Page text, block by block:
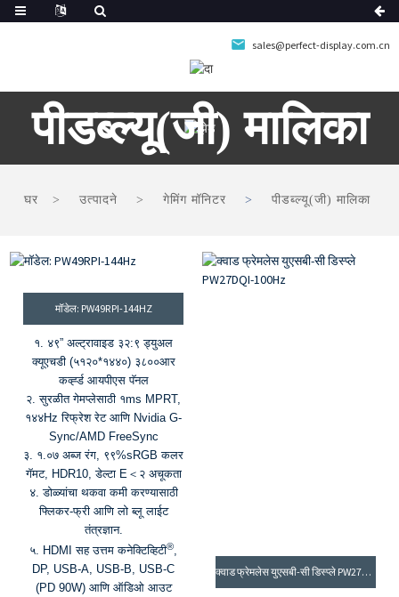
sales@perfect-display.com.cn
पीडब्ल्यू(जी) मालिका
घर उत्पादने गेमिंग मॉनिटर पीडब्ल्यू(जी) मालिका
मॉडेल: PW49RPI-144HZ
१. ४९” अल्ट्रावाइड ३२:९ ड्युअल
क्यूएचडी (५१२०*१४४०) ३८००आर
कर्व्ह्ड आयपीएस पॅनल
२. सुरळीत गेमप्लेसाठी १ms MPRT,
१४४Hz रिफ्रेश रेट आणि Nvidia G-
Sync/AMD FreeSync
३. १.०७ अब्ज रंग, ९९%sRGB कलर
गॅमट, HDR10, डेल्टा E＜२ अचूकता
४. डोळ्यांचा थकवा कमी करण्यासाठी
फ्लिकर-फ्री आणि लो ब्लू लाईट
तंत्रज्ञान.
५. HDMI सह उत्तम कनेक्टिव्हिटी®,
DP, USB-A, USB-B, USB-C
(PD 90W) आणि ऑडिओ आउट
क्वाड फ्रेमलेस युएसबी-सी डिस्प्ले PW27DQI-100HZ